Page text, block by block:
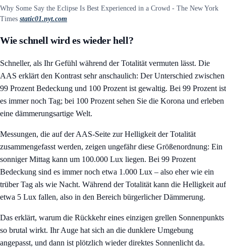
Why Some Say the Eclipse Is Best Experienced in a Crowd - The New York
Times static01.nyt.com
Wie schnell wird es wieder hell?
Schneller, als Ihr Gefühl während der Totalität vermuten lässt. Die
AAS erklärt den Kontrast sehr anschaulich: Der Unterschied zwischen
99 Prozent Bedeckung und 100 Prozent ist gewaltig. Bei 99 Prozent ist
es immer noch Tag; bei 100 Prozent sehen Sie die Korona und erleben
eine dämmerungsartige Welt.
Messungen, die auf der AAS-Seite zur Helligkeit der Totalität
zusammengefasst werden, zeigen ungefähr diese Größenordnung: Ein
sonniger Mittag kann um 100.000 Lux liegen. Bei 99 Prozent
Bedeckung sind es immer noch etwa 1.000 Lux – also eher wie ein
trüber Tag als wie Nacht. Während der Totalität kann die Helligkeit auf
etwa 5 Lux fallen, also in den Bereich bürgerlicher Dämmerung.
Das erklärt, warum die Rückkehr eines einzigen grellen Sonnenpunkts
so brutal wirkt. Ihr Auge hat sich an die dunklere Umgebung
angepasst, und dann ist plötzlich wieder direktes Sonnenlicht da.